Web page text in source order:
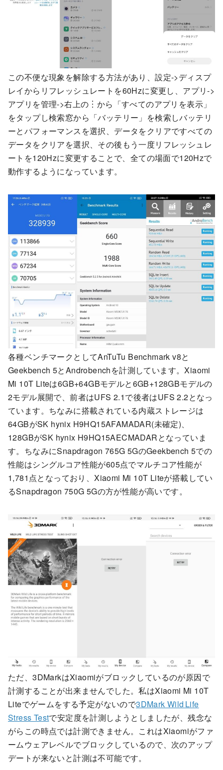
この不便な現象を解除する方法があり、設定->ディスプ
レイからリフレッシュレートを60Hzに変更し、アプリ->
アプリを管理->右上の︙から「すべてのアプリを表示」
をタップし検索窓から「バッテリー」を検索しバッテリ
ーとパフォーマンスを選択、データをクリアですべての
データをクリアを選択、その後もう一度リフレッシュレ
ートを120Hzに変更することで、全ての場面で120Hzで
動作するようになっています。
各種ベンチマークとしてAnTuTu Benchmark v8と
Geekbench 5とAndrobenchを計測しています。Xiaomi
Mi 10T Liteは6GB+64GBモデルと6GB+128GBモデルの
2モデル展開で、前者はUFS 2.1で後者はUFS 2.2となっ
ています。ちなみに搭載されている内蔵ストレージは
64GBがSK hynix H9HQ15AFAMADAR(未確定)、
128GBがSK hynix H9HQ15AECMADARとなっていま
す。ちなみにSnapdragon 765G 5GのGeekbench 5での
性能はシングルコア性能が605点でマルチコア性能が
1,781点となっており、Xiaomi Mi 10T Liteが搭載してい
るSnapdragon 750G 5Gの方が性能が高いです。
ただ、3DMarkはXiaomiがブロックしているのが原因で
計測することが出来ませんでした。私はXiaomi Mi 10T
Liteでゲームをする予定がないので3DMark Wild Life
Stress Testで安定度を計測しようとしましたが、残念な
がらこの時点では計測できません。これはXiaomiがファ
ームウェアレベルでブロックしているので、次のアップ
デートが来ないと計測は不可能です。